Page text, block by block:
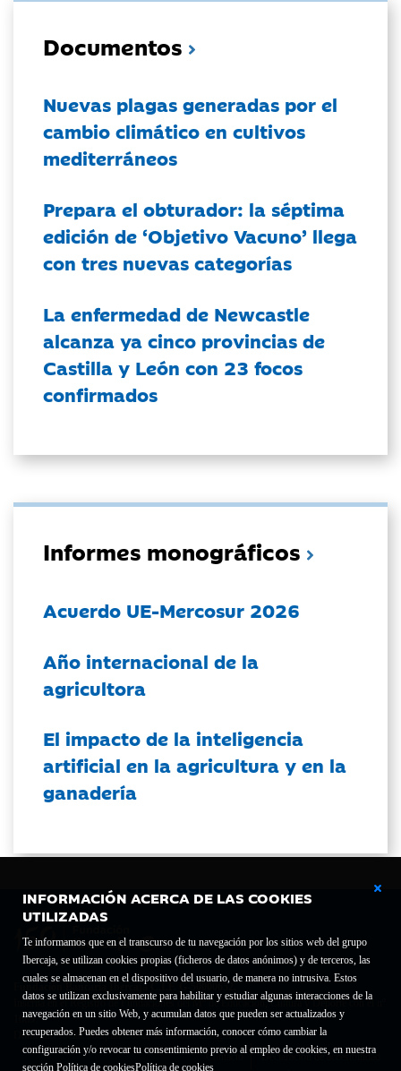
INFORMACIÓN ACERCA DE LAS COOKIES
UTILIZADAS
Te informamos que en el transcurso de tu navegación por los sitios web del grupo
Ibercaja, se utilizan cookies propias (ficheros de datos anónimos) y de terceros, las
cuales se almacenan en el dispositivo del usuario, de manera no intrusiva. Estos
datos se utilizan exclusivamente para habilitar y estudiar algunas interacciones de la
navegación en un sitio Web, y acumulan datos que pueden ser actualizados y
recuperados. Puedes obtener más información, conocer cómo cambiar la
configuración y/o revocar tu consentimiento previo al empleo de cookies, en nuestra
sección Política de cookiesPolítica de cookies
Documentos
Nuevas plagas generadas por el
cambio climático en cultivos
mediterráneos
Prepara el obturador: la séptima
edición de ‘Objetivo Vacuno’ llega
con tres nuevas categorías
La enfermedad de Newcastle
alcanza ya cinco provincias de
Castilla y León con 23 focos
confirmados
Informes monográficos
Acuerdo UE-Mercosur 2026
Año internacional de la
agricultora
El impacto de la inteligencia
artificial en la agricultura y en la
ganadería
Fundación Bancaria Ibercaja C.I.F. G-50000652.
Inscrita en el Registro de Fundaciones del Mº de Educación, Cultura y Deporte con el nº
1689.
Domicilio social: Joaquín Costa, 13. 50001 Zaragoza.
Contacto
Declaración de accesibilidad